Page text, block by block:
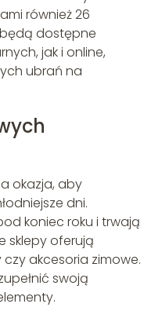
również 26
dostępne
jak i online,
ubrań na
okazja, aby
dni.
koniec roku i trwają
sklepy oferują
czy akcesoria zimowe.
swoją